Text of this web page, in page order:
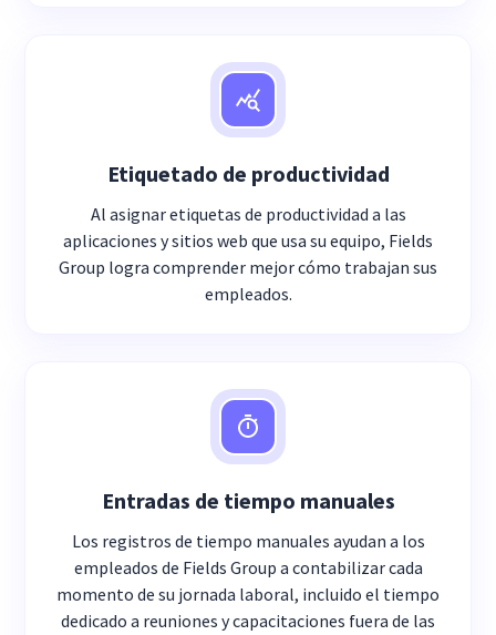
Etiquetado de productividad
Al asignar etiquetas de productividad a las
aplicaciones y sitios web que usa su equipo, Fields
Group logra comprender mejor cómo trabajan sus
empleados.
Entradas de tiempo manuales
Los registros de tiempo manuales ayudan a los
empleados de Fields Group a contabilizar cada
momento de su jornada laboral, incluido el tiempo
dedicado a reuniones y capacitaciones fuera de las